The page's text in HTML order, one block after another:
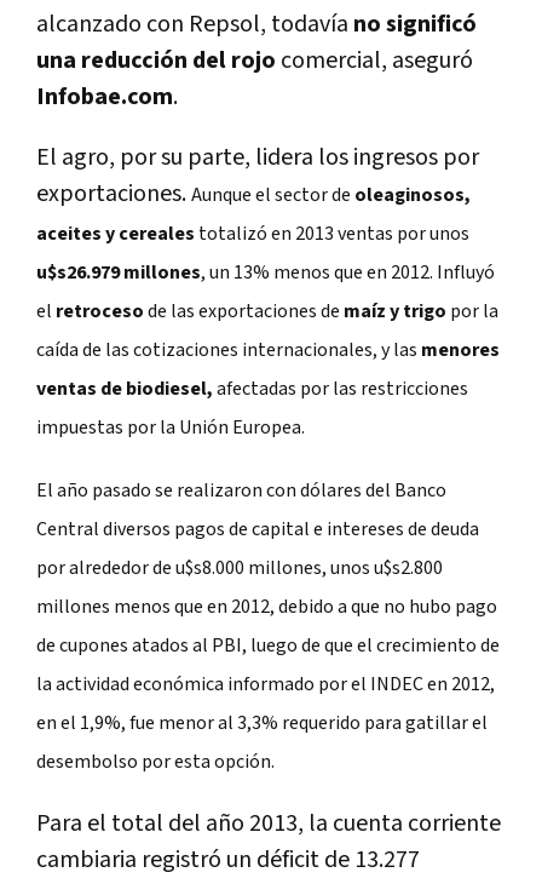
alcanzado con Repsol, todavía no significó
una reducción del rojo comercial, aseguró
Infobae.com.
El agro, por su parte, lidera los ingresos por
exportaciones.Aunque el sector de oleaginosos,
aceites y cereales totalizó en 2013 ventas por unos
u$s26.979 millones, un 13% menos que en 2012. Influyó
el retrocesode las exportaciones de maíz y trigo por la
caída de las cotizaciones internacionales, y las menores
ventas de biodiesel,afectadas por las restricciones
impuestas por la Unión Europea.
El año pasado se realizaron con dólares del Banco
Central diversos pagos de capital e intereses de deuda
por alrededor de u$s8.000 millones, unos u$s2.800
millones menos que en 2012, debido a que no hubo pago
de cupones atados al PBI, luego de que el crecimiento de
la actividad económica informado por el INDEC en 2012,
en el 1,9%, fue menor al 3,3% requerido para gatillar el
desembolso por esta opción.
Para el total del año 2013, la cuenta corriente
cambiaria registró un déficit de 13.277